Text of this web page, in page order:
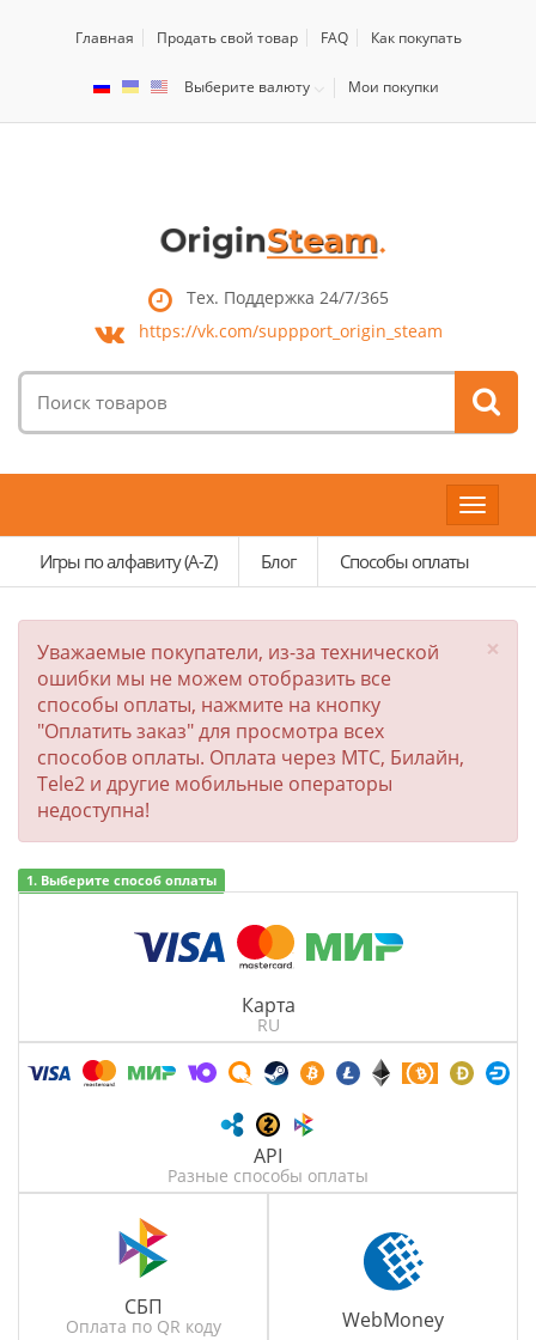
Главная Продать свой товар FAQ Как покупать
Выберите валюту Мои покупки
Тех. Поддержка 24/7/365
https://vk.com/suppport_origin_steam
товаров:
Toggle
Игры по алфавиту (A-Z)
Блог Способы оплаты
×
Уважаемые покупатели, из-за технической
ошибки мы не можем отобразить все
способы оплаты, нажмите на кнопку
"Оплатить заказ" для просмотра всех
способов оплаты. Оплата через МТС, Билайн,
Tele2 и другие мобильные операторы
недоступна!
1. Выберите способ оплаты
Карта
RU
API
Разные способы оплаты
СБП
Оплата по QR коду WebMoney